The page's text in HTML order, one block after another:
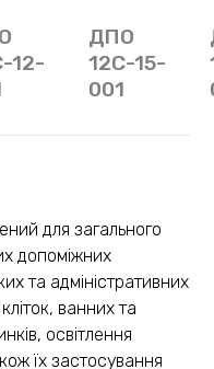
12-
ДПО
12С-15-
001
для загального
допоміжних
та адміністративних
ванних та
освітлення
їх застосування